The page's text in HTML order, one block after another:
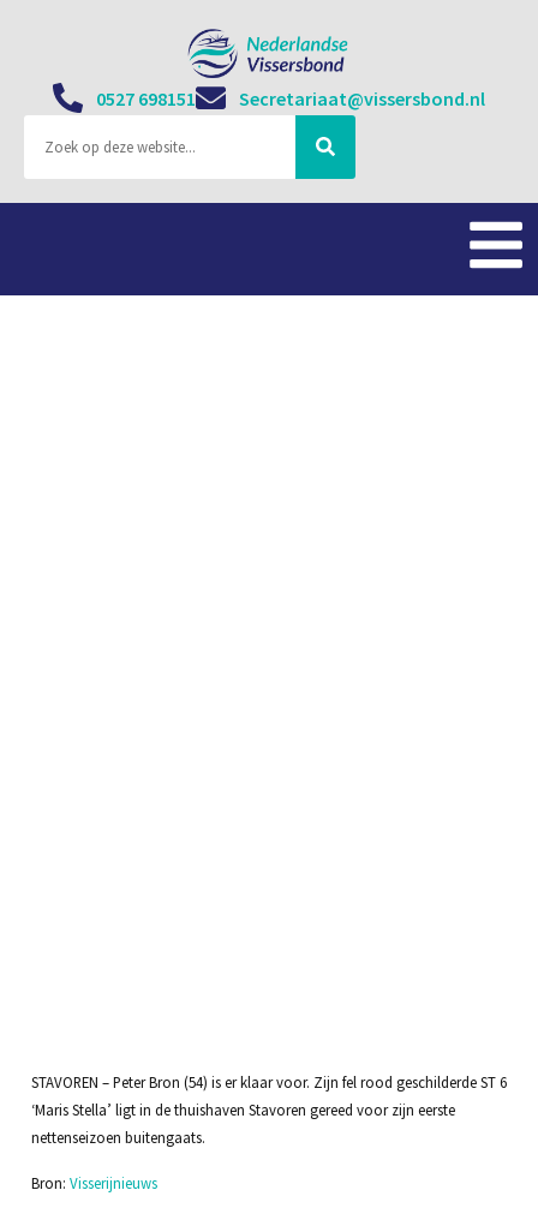
0527 698151 Secretariaat@vissersbond.nl
STAVOREN – Peter Bron (54) is er klaar voor. Zijn fel rood geschilderde ST 6
‘Maris Stella’ ligt in de thuishaven Stavoren gereed voor zijn eerste
nettenseizoen buitengaats.
Bron: Visserijnieuws